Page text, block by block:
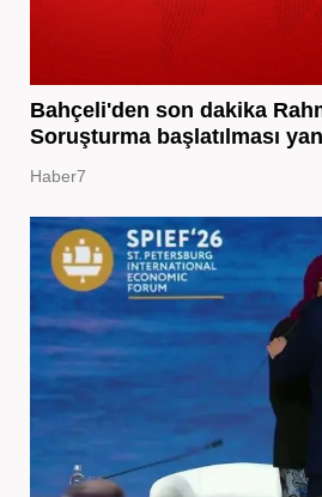
Bahçeli'den son dakika
Soruşturma başlatılması
Haber7